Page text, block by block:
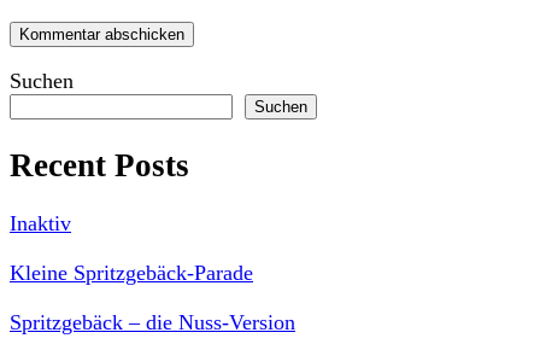
Suchen
Suchen
Recent Posts
Inaktiv
Kleine Spritzgebäck-Parade
Spritzgebäck – die Nuss-Version